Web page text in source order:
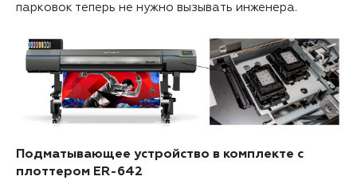
парковок теперь не нужно вызывать инженера.
Подматывающее устройство в комплекте с
плоттером ER-642